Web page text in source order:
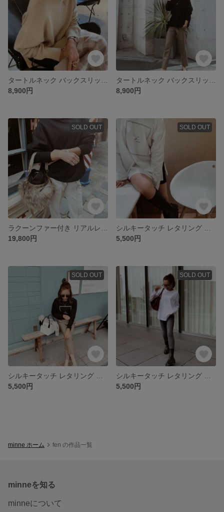
8,900円
8,900円
SOLD OUT
19,800円
SOLD OUT
5,500円
SOLD OUT
5,500円
SOLD OUT
5,500円
minne ホーム fen の作品一覧
minneを知る
minneについて